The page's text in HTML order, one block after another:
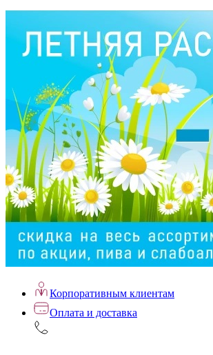
Корпоративным клиентам
Оплата и доставка